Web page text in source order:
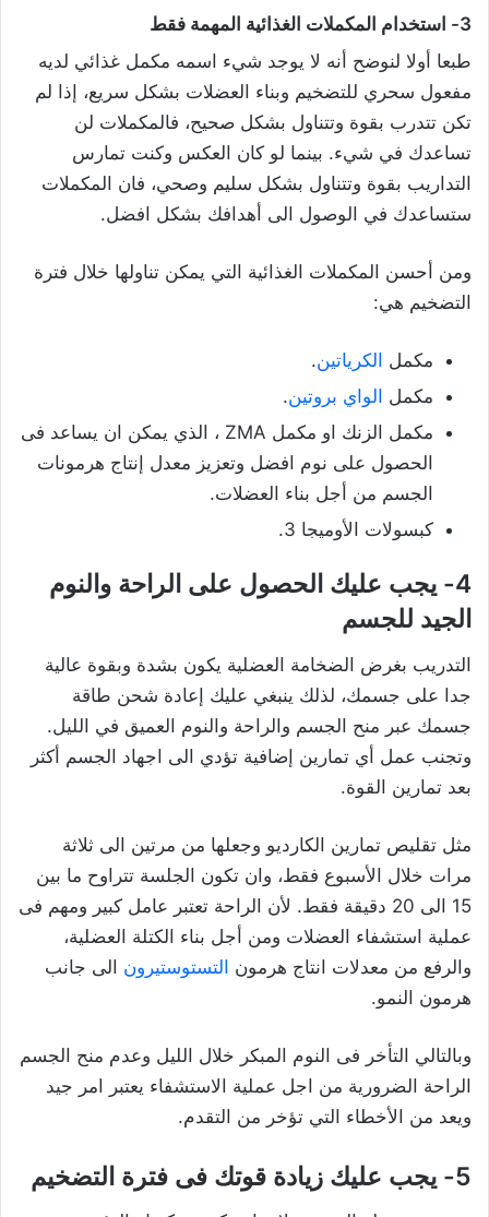
3- استخدام المكملات الغذائية المهمة فقط
طبعا أولا لنوضح أنه لا يوجد شيء اسمه مكمل غذائي لديه
مفعول سحري للتضخيم وبناء العضلات بشكل سريع، إذا لم
تكن تتدرب بقوة وتتناول بشكل صحيح، فالمكملات لن
تساعدك في شيء. بينما لو كان العكس وكنت تمارس
التداريب بقوة وتتناول بشكل سليم وصحي، فان المكملات
ستساعدك في الوصول الى أهدافك بشكل افضل.
ومن أحسن المكملات الغذائية التي يمكن تناولها خلال فترة
التضخيم هي:
مكمل الكرياتين.
مكمل الواي بروتين.
مكمل الزنك او مكمل ZMA ، الذي يمكن ان يساعد فى
الحصول على نوم افضل وتعزيز معدل إنتاج هرمونات
الجسم من أجل بناء العضلات.
كبسولات الأوميجا 3.
4- يجب عليك الحصول على الراحة والنوم
الجيد للجسم
التدريب بغرض الضخامة العضلية يكون بشدة وبقوة عالية
جدا على جسمك، لذلك ينبغي عليك إعادة شحن طاقة
جسمك عبر منح الجسم والراحة والنوم العميق في الليل.
وتجنب عمل أي تمارين إضافية تؤدي الى اجهاد الجسم أكثر
بعد تمارين القوة.
مثل تقليص تمارين الكارديو وجعلها من مرتين الى ثلاثة
مرات خلال الأسبوع فقط، وان تكون الجلسة تتراوح ما بين
15 الى 20 دقيقة فقط. لأن الراحة تعتبر عامل كبير ومهم فى
عملية استشفاء العضلات ومن أجل بناء الكتلة العضلية،
والرفع من معدلات انتاج هرمون التستوستيرون الى جانب
هرمون النمو.
وبالتالي التأخر فى النوم المبكر خلال الليل وعدم منح الجسم
الراحة الضرورية من اجل عملية الاستشفاء يعتبر امر جيد
ويعد من الأخطاء التي تؤخر من التقدم.
5- يجب عليك زيادة قوتك فى فترة التضخيم